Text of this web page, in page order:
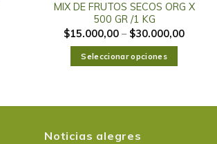
MIX DE FRUTOS SECOS ORG X
500 GR /1 KG
$15.000,00 – $30.000,00
Seleccionar opciones
Noticias alegres